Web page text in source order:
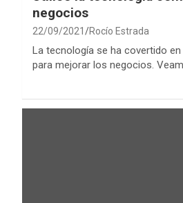
negocios
22/09/2021 Rocío Estrada
La tecnología se ha covertido
para mejorar los negocios.